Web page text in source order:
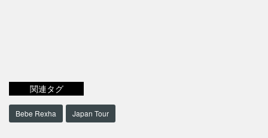
関連タグ
Bebe Rexha Japan Tour